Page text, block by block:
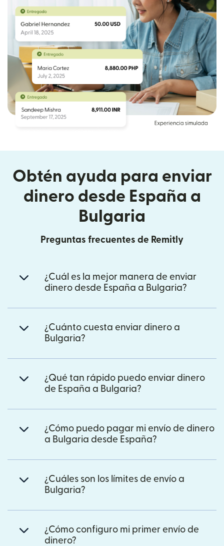
Obtén ayuda para enviar
dinero desde España a
Bulgaria
Preguntas frecuentes de Remitly
¿Cuál es la mejor manera de enviar
dinero desde España a Bulgaria?
¿Cuánto cuesta enviar dinero a
Bulgaria?
¿Qué tan rápido puedo enviar dinero
de España a Bulgaria?
¿Cómo puedo pagar mi envío de dinero
a Bulgaria desde España?
¿Cuáles son los límites de envío a
Bulgaria?
¿Cómo configuro mi primer envío de
dinero?